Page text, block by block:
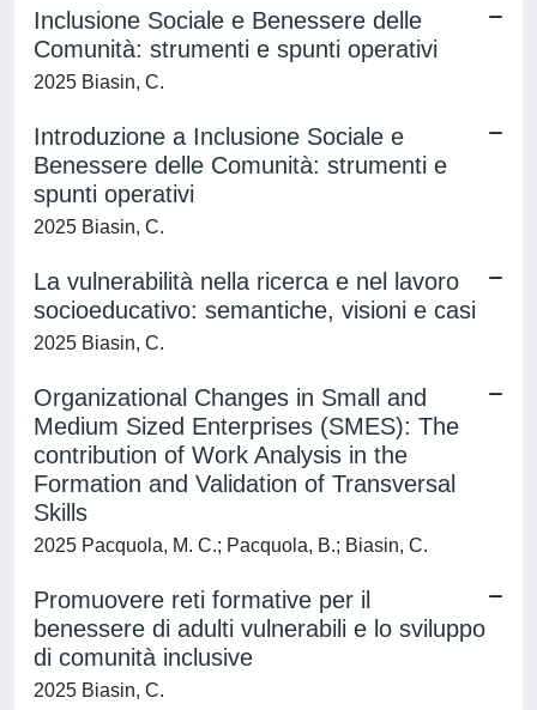
Inclusione Sociale e Benessere delle
Comunità: strumenti e spunti operativi
2025 Biasin, C.
Introduzione a Inclusione Sociale e
Benessere delle Comunità: strumenti e
spunti operativi
2025 Biasin, C.
La vulnerabilità nella ricerca e nel lavoro
socioeducativo: semantiche, visioni e casi
2025 Biasin, C.
Organizational Changes in Small and
Medium Sized Enterprises (SMES): The
contribution of Work Analysis in the
Formation and Validation of Transversal
Skills
2025 Pacquola, M. C.; Pacquola, B.; Biasin, C.
Promuovere reti formative per il
benessere di adulti vulnerabili e lo sviluppo
di comunità inclusive
2025 Biasin, C.